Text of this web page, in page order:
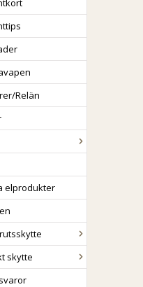
Relän
elprodukter
skytte